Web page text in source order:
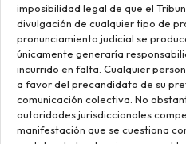
imposibilidad legal de que el
divulgación de cualquier tipo de
pronunciamiento judicial se
únicamente generaría
incurrido en falta. Cualquier
a favor del precandidato de su
comunicación colectiva. No
autoridades jurisdiccionales
manifestación que se cuestiona